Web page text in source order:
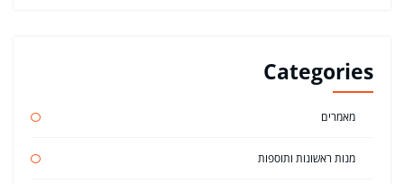
Categories
מאמרים
מנות ראשונות ותוספות